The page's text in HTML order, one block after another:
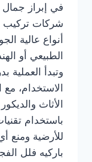
في إبراز جمال
شركات تركيب
أنواع عالية
الطبيعي أو
وتبدأ العملية
الاستخدام،
الأثاث
باستخدام
للأرضية ومنع
باركيه فلل